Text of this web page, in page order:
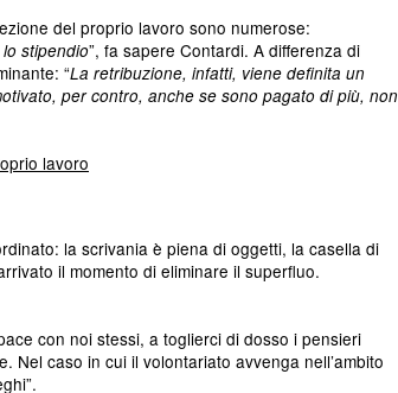
del proprio lavoro sono numerose:
stipendio”, fa sapere Contardi. A differenza di
“La retribuzione, infatti, viene definita un
per contro, anche se sono pagato di più, non
lavoro
la scrivania è piena di oggetti, la casella di
il momento di eliminare il superfluo.
con noi stessi, a toglierci di dosso i pensieri
Nel caso in cui il volontariato avvenga nell’ambito